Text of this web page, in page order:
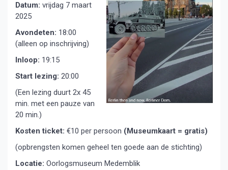
Datum: vrijdag 7 maart
2025
Avondeten: 18:00
(alleen op inschrijving)
Inloop: 19:15
Start lezing: 20:00
(Een lezing duurt 2x 45
min. met een pauze van
20 min.)
Kosten ticket: €10 per persoon (Museumkaart = gratis)
(opbrengsten komen geheel ten goede aan de stichting)
Locatie: Oorlogsmuseum Medemblik